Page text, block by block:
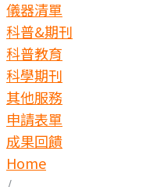
儀器清單
科普&期刊
科普教育
科學期刊
其他服務
申請表單
成果回饋
Home